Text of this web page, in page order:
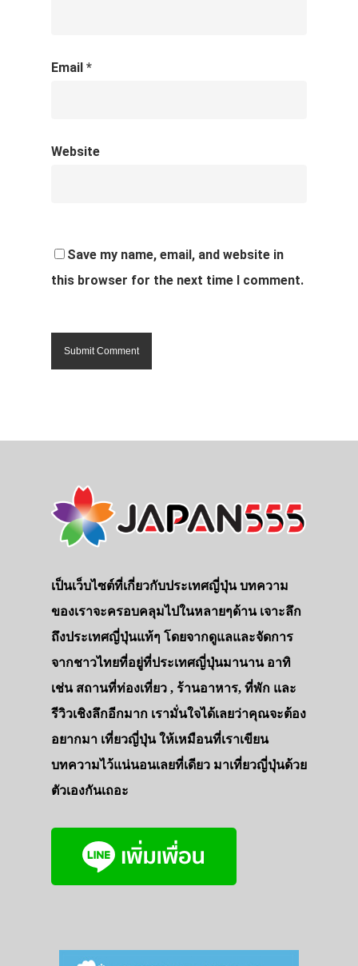
Email *
Website
Save my name, email, and website in
this browser for the next time I comment.
เป็นเว็บไซต์ที่เกี่ยวกับประเทศญี่ปุ่น บทความ
ของเราจะครอบคลุมไปในหลายๆด้าน เจาะลึก
ถึงประเทศญี่ปุ่นแท้ๆ โดยจากดูแลและจัดการ
จากชาวไทยที่อยู่ที่ประเทศญี่ปุ่นมานาน อาทิ
เช่น สถานที่ท่องเที่ยว , ร้านอาหาร, ที่พัก และ
รีวิวเชิงลึกอีกมาก เรามั่นใจได้เลยว่าคุณจะต้อง
อยากมา เที่ยวญี่ปุ่น ให้เหมือนที่เราเขียน
บทความไว้แน่นอนเลยที่เดียว มาเที่ยวญี่ปุ่นด้วย
ตัวเองกันเถอะ